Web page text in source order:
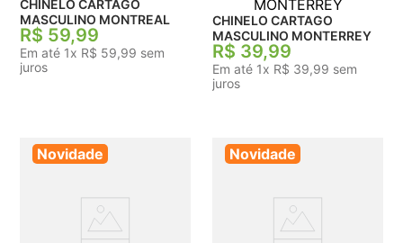
CHINELO CARTAGO
MASCULINO MONTREAL
R$ 59,99
Em até 1x R$ 59,99 sem
juros
CHINELO CARTAGO
MASCULINO MONTERREY
R$ 39,99
Em até 1x R$ 39,99 sem
juros
Novidade Novidade